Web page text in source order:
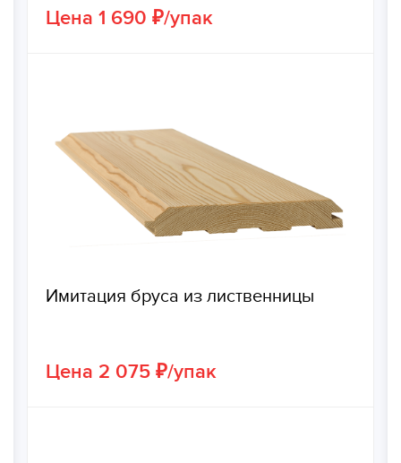
Цена 1 690 ₽/упак
Имитация бруса из лиственницы
Цена 2 075 ₽/упак